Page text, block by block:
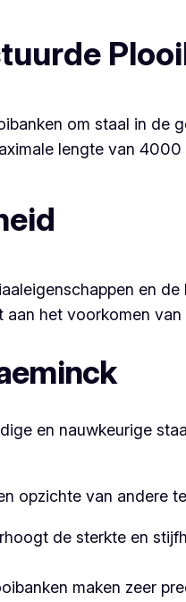
om staal in
lengte van
en
het voorkomen
en nauwkeurige
opzichte van andere
de sterkte en
maken zeer